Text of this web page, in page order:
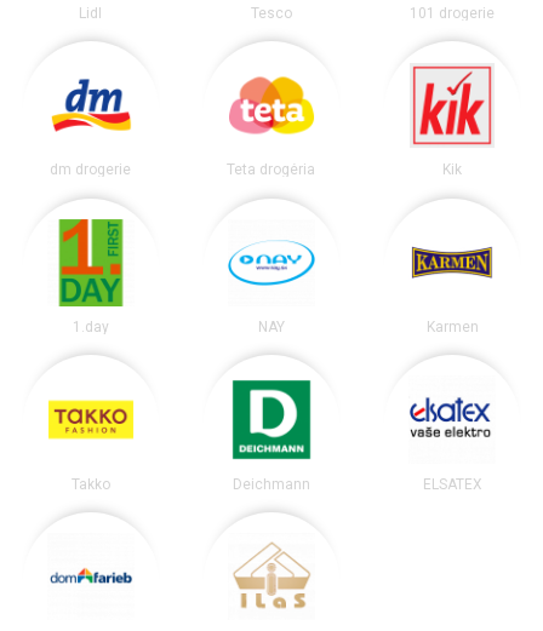
Lidl Tesco 101 drogerie
dm drogerie Teta drogéria Kik
1.day NAY Karmen
Takko Deichmann ELSATEX